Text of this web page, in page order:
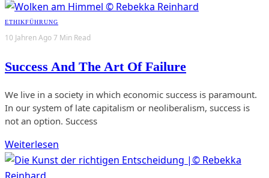
ETHIKFÜHRUNG
10 Jahren Ago7 Min Read
Success And The Art Of Failure
We live in a society in which economic success is paramount.
In our system of late capitalism or neoliberalism, success is
not an option. Success
Weiterlesen